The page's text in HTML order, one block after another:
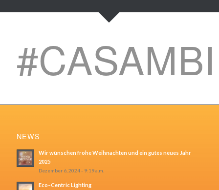
NEWS
Wir wünschen frohe Weihnachten und ein gutes neues Jahr
2025
Dezember 6, 2024 - 9:19 a.m.
Eco–Centric Lighting